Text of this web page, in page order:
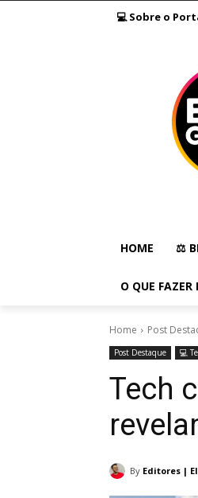
💻 Sobre o
HOME ⚖️
O QUE FAZER
Home Post
Post Destaque 💻
Tech
By Editores |